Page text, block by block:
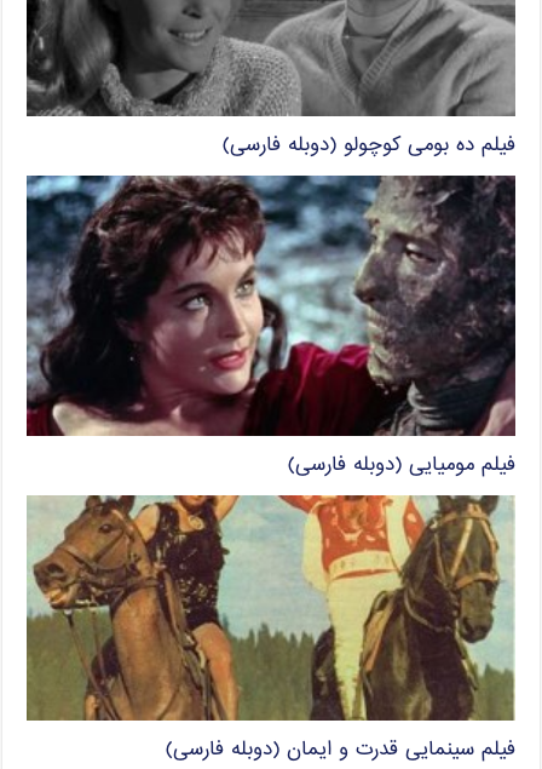
فیلم ده بومی کوچولو (دوبله فارسی)
فیلم مومیایی (دوبله فارسی)
فیلم سینمایی قدرت و ایمان (دوبله فارسی)